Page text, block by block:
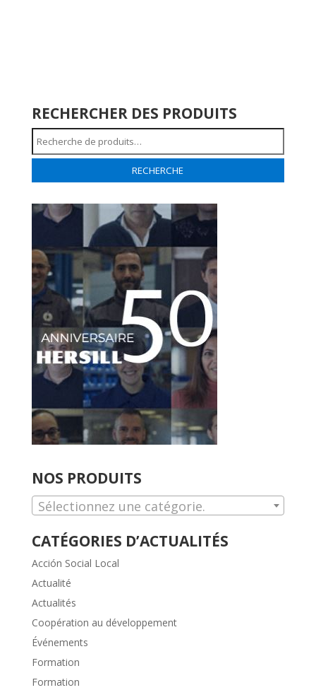
RECHERCHER DES PRODUITS
Recherche
pour :
RECHERCHE
NOS PRODUITS
Sélectionnez une catégorie.
CATÉGORIES D’ACTUALITÉS
Acción Social Local
Actualité
Actualités
Coopération au développement
Événements
Formation
Formation